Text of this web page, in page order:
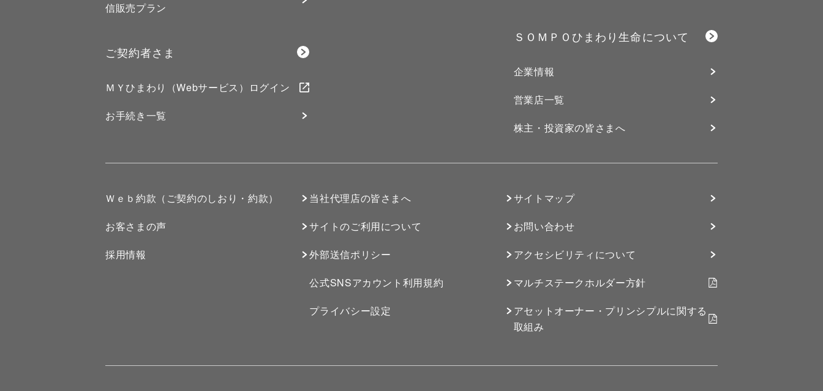
信販売プラン
ご契約者さま
ＭＹひまわり（Webサービス）ログイン
お手続き一覧
ＳＯＭＰＯひまわり生命について
企業情報
営業店一覧
株主・投資家の皆さまへ
Ｗｅｂ約款（ご契約のしおり・約款）
お客さまの声
採用情報
当社代理店の皆さまへ
サイトのご利用について
外部送信ポリシー
公式SNSアカウント利用規約
プライバシー設定
サイトマップ
お問い合わせ
アクセシビリティについて
マルチステークホルダー方針
アセットオーナー・プリンシプルに関する
取組み